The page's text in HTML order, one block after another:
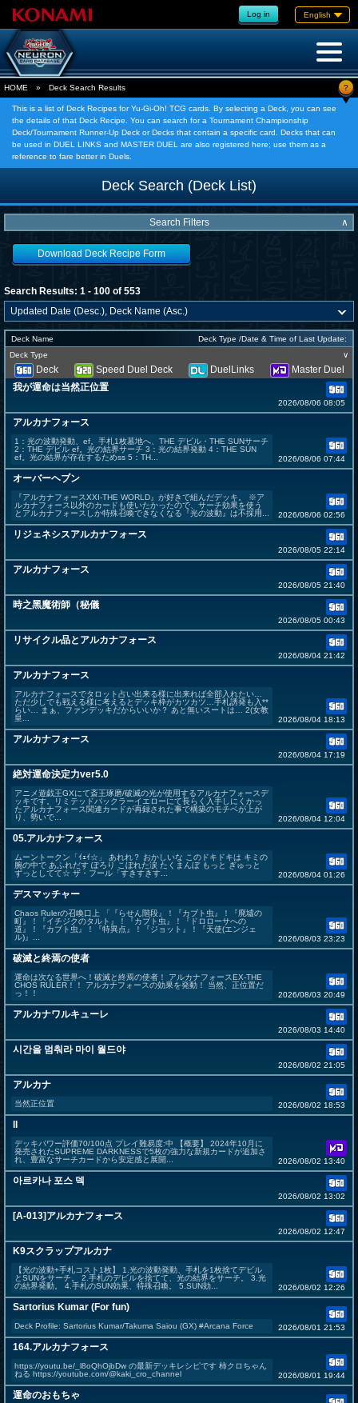
Log in English
HOME » Deck Search Results ?
This is a list of Deck Recipes for Yu-Gi-Oh! TCG cards. By selecting a Deck, you can see
the details of that Deck Recipe. You can search for a Tournament Championship
Deck/Tournament Runner-Up Deck or Decks that contain a specific card. Decks that can
be used in DUEL LINKS and MASTER DUEL are also registered here; use them as a
reference to fare better in Duels.
Deck Search (Deck List)
Search Filters ∧
Download Deck Recipe Form
Search Results: 1 - 100 of 553
Deck Name
Deck Type /Date & Time of Last Update:
Deck Type
∨
Deck Speed Duel Deck DuelLinks
Master Duel
我が運命は当然正位置
2026/08/06 08:05
アルカナフォース
1：光の波動発動、ef。手札1枚墓地へ、THE デビル・THE SUNサーチ
2：THE デビル ef。光の結界サーチ 3：光の結界発動 4：THE SUN
ef。光の結界が存在するためss 5：TH...
2026/08/06 07:44
オーバーヘブン
『アルカナフォースXXI-THE WORLD』が好きで組んだデッキ。 ※ア
ルカナフォース以外のカードも使いたかったので、サーチ効果を使う
とアルカナフォースしか特殊召喚できなくなる『光の波動』は不採用...
2026/08/06 02:56
リジェネシスアルカナフォース
2026/08/05 22:14
アルカナフォース
2026/08/05 21:40
時之黑魔術師（秘儀
2026/08/05 00:43
リサイクル品とアルカナフォース
2026/08/04 21:42
アルカナフォース
アルカナフォースでタロット占い出来る様に出来れば全部入れたい…
ただ少しでも戦える様に考えるとデッキ枠がカツカツ…手札誘発も入**
らい… まぁ、ファンデッキだからいいか？ あと無いスートは… 2(女教
皇...
2026/08/04 18:13
アルカナフォース
2026/08/04 17:19
絶対運命決定力ver5.0
アニメ遊戯王GXにて斎王琢磨/破滅の光が使用するアルカナフォースデ
ッキです。リミテッドパックラーイエローにて長らく入手しにくかっ
たアルカナフォース関連カードが再録された事で構築のモチベが上が
り、勢いで...
2026/08/04 12:04
05.アルカナフォース
ムーントークン「ｲｪｲ☆」 あれれ？ おかしいな このドキドキは キミの
腕の中で あふれだす ぽろり こぼれた涙 たくまんぼ もっと ぎゅっと
ずっとしてて☆ ザ・フール「すきすきす...
2026/08/04 01:26
デスマッチャー
Chaos Rulerの召喚口上 「『らせん階段』！『カブト虫』！『廃墟の
町』！『イチジクのタルト』！『カブト虫』！『ドロローサへの
道』！『カブト虫』！『特異点』！『ジョット』！『天使(エンジェ
ル)』...
2026/08/03 23:23
破滅と終焉の使者
運命は次なる世界へ！破滅と終焉の使者！ アルカナフォースEX-THE
CHOS RULER！！ アルカナフォースの効果を発動！ 当然、正位置だ
っ！！
2026/08/03 20:49
アルカナワルキューレ
2026/08/03 14:40
시간을 멈춰라 마이 월드야
2026/08/02 21:05
アルカナ
当然正位置 2026/08/02 18:53
デッキパワー評価70/100点 プレイ難易度:中 【概要】 2024年10月に
発売されたSUPREME DARKNESSで5枚の強力な新規カードが追加さ
れ、豊富なサーチカードから安定感と展開...
2026/08/02 13:40
아르카나 포스 덱
2026/08/02 13:02
[A-013]アルカナフォース
2026/08/02 12:47
K9スクラップアルカナ
【光の波動+手札コスト1枚】 1.光の波動発動、手札を1枚捨てデビル
とSUNをサーチ。 2.手札のデビルを捨てて、光の結界をサーチ。 3.光
の結界発動。 4.手札のSUN効果、特殊召喚。 5.SUN効...
2026/08/02 12:26
Sartorius Kumar (For fun)
Deck Profile: Sartorius Kumar/Takuma Saiou (GX) #Arcana Force 2026/08/01 21:53
164.アルカナフォース
https://youtu.be/_l8oQhOjbDw の最新デッキレシピです 柿クロちゃん
ねる https://youtube.com/@kaki_cro_channel
2026/08/01 19:44
運命のおもちゃ